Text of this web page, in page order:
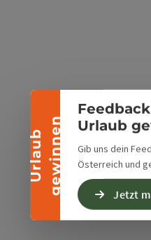
U
r
l
a
u
b
g
e
w
i
n
n
en
Banner einklappen
Urlaub
Gib uns dein
Österreich und
Jetzt